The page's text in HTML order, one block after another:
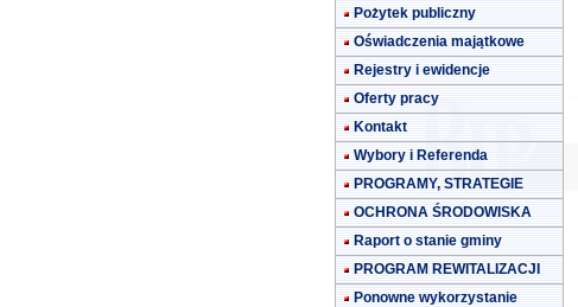
Pożytek publiczny
Oświadczenia majątkowe
Rejestry i ewidencje
Oferty pracy
Kontakt
Wybory i Referenda
PROGRAMY, STRATEGIE
OCHRONA ŚRODOWISKA
Raport o stanie gminy
PROGRAM REWITALIZACJI
Ponowne wykorzystanie